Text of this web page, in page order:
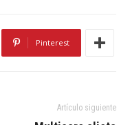
Pinterest
Artículo siguiente